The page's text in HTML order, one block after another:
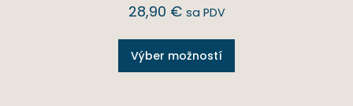
28,90 € sa PDV
Výber možností